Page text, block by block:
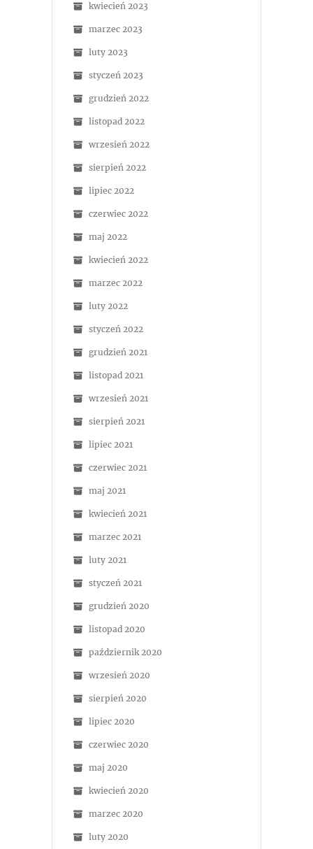
kwiecień 2023
marzec 2023
luty 2023
styczeń 2023
grudzień 2022
listopad 2022
wrzesień 2022
sierpień 2022
lipiec 2022
czerwiec 2022
maj 2022
kwiecień 2022
marzec 2022
luty 2022
styczeń 2022
grudzień 2021
listopad 2021
wrzesień 2021
sierpień 2021
lipiec 2021
czerwiec 2021
maj 2021
kwiecień 2021
marzec 2021
luty 2021
styczeń 2021
grudzień 2020
listopad 2020
październik 2020
wrzesień 2020
sierpień 2020
lipiec 2020
czerwiec 2020
maj 2020
kwiecień 2020
marzec 2020
luty 2020